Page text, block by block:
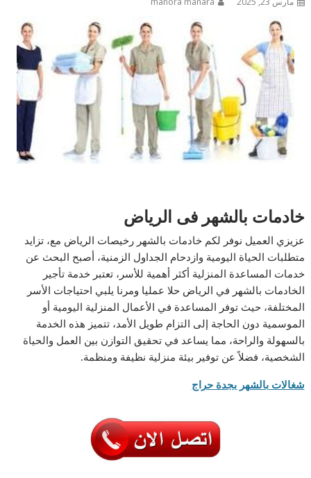
خادمات بالشهر فى الرياض
عزيزي العميل نوفر لكم خادمات بالشهر رخيصات الرياض مع، تزايد
متطلبات الحياة اليومية وازدحام الجداول الزمنية، أصبح البحث عن
خدمات المساعدة المنزلية أكثر أهمية للأسر، تعتبر خدمة تأجير
الخادمات بالشهر في الرياض حلا عمليا ومرنا يلبي احتياجات الأسر
المختلفة، حيث توفر المساعدة في الأعمال المنزلية اليومية أو
الموسمية دون الحاجة إلى التزام طويل الأمد، تتميز هذه الخدمة
بالسهولة والراحة، مما يساعد في تحقيق التوازن بين العمل والحياة
الشخصية، فضلاً عن توفير بيئة منزلية نظيفة ومنظمة.
شغالات بالشهر بجدة حراج